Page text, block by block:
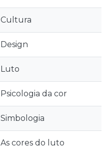
Cultura
Design
Luto
Psicologia da cor
Simbologia
As cores do luto